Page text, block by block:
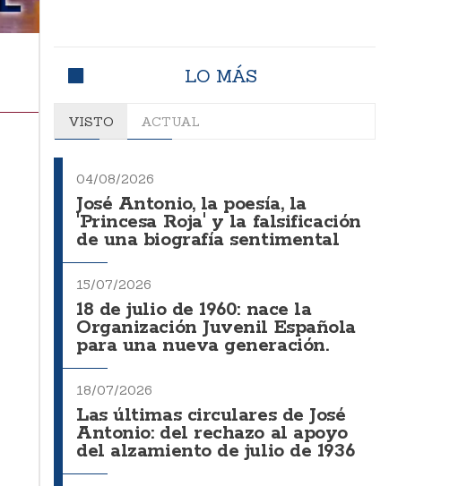
LO MÁS
VISTO ACTUAL
04/08/2026
José Antonio, la poesía, la
'Princesa Roja' y la falsificación
de una biografía sentimental
15/07/2026
18 de julio de 1960: nace la
Organización Juvenil Española
para una nueva generación.
18/07/2026
Las últimas circulares de José
Antonio: del rechazo al apoyo
del alzamiento de julio de 1936